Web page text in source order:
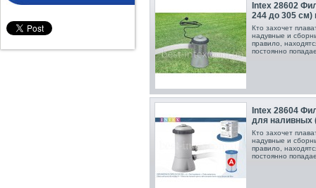
Intex 28602
244 до 305 см)
Кто захочет
надувные и
правило,
постоянно
Intex 28604
для наливных
Кто захочет
надувные и
правило,
постоянно